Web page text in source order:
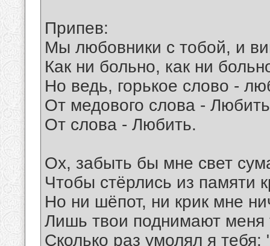
Припев:
Мы любовники с тобой, и
Как ни больно, как ни
Но ведь, горькое слово -
От медового слова -
От слова - Любить.
Ох, забыть бы мне свет
Чтобы стёрлись из памяти
Но ни шёпот, ни крик мне
Лишь твои поднимают меня
Сколько раз умолял я тебя: